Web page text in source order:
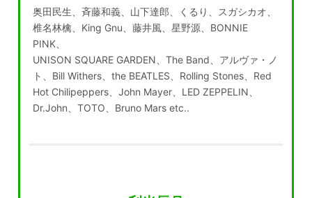
奥田民生、斉藤和義、山下達郎、くるり、スガシカオ、
椎名林檎、King Gnu、藤井風、星野源、BONNIE
PINK、
UNISON SQUARE GARDEN、The Band、アルヴァ・ノ
ト、Bill Withers、the BEATLES、Rolling Stones、Red
Hot Chilipeppers、John Mayer、LED ZEPPELIN、
Dr.John、TOTO、Bruno Mars etc..